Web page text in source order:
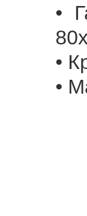
•
•
•